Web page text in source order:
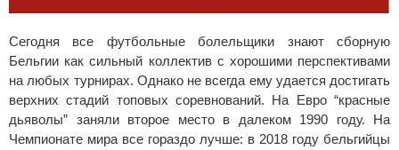
Сегодня все футбольные болельщики знают сборную
Бельгии как сильный коллектив с хорошими перспективами
на любых турнирах. Однако не всегда ему удается достигать
верхних стадий топовых соревнований. На Евро “красные
дьяволы” заняли второе место в далеком 1990 году. На
Чемпионате мира все гораздо лучше: в 2018 году бельгийцы